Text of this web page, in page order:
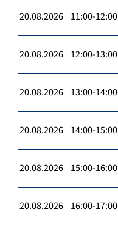
20.08.2026 11:00-12:00
20.08.2026 12:00-13:00
20.08.2026 13:00-14:00
20.08.2026 14:00-15:00
20.08.2026 15:00-16:00
20.08.2026 16:00-17:00